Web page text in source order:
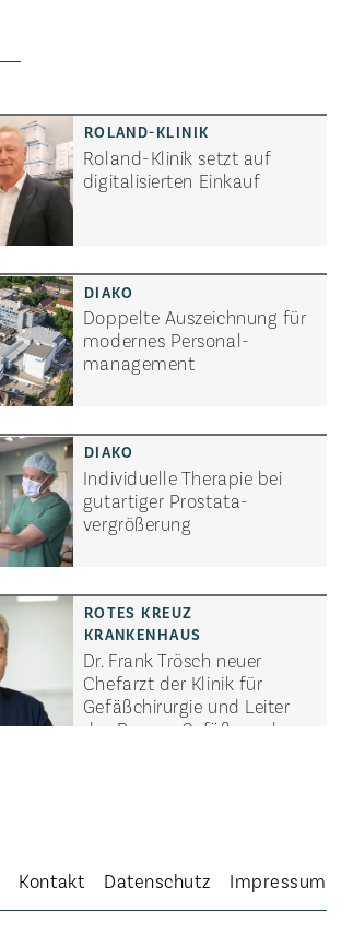
Roland-Klinik setzt auf
digitalisierten Einkauf
Doppelte Auszeichnung für
modernes Personal­
management
Individuelle Therapie bei
gutartiger Prostata­
vergrößerung
Dr. Frank Trösch neuer
Chefarzt der Klinik für
Gefäßchirurgie und Leiter
des Bremer Gefäß- und
Kontakt Datenschutz Impressum